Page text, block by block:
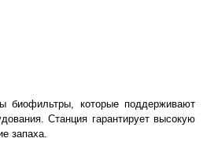
биофильтры, которые поддерживают
Станция гарантирует высокую
запаха.